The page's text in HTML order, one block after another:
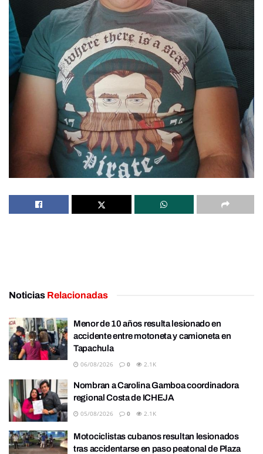
Noticias Relacionadas
Menor de 10 años resulta lesionado en
accidente entre motoneta y camioneta en
Tapachula
06/08/2026 0 2.1K
Nombran a Carolina Gamboa coordinadora
regional Costa de ICHEJA
05/08/2026 0 2.1K
Motociclistas cubanos resultan lesionados
tras accidentarse en paso peatonal de Plaza